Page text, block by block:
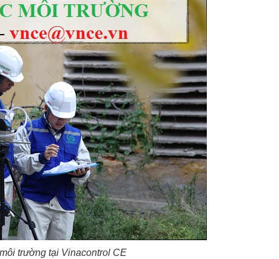
trường tại Vinacontrol CE